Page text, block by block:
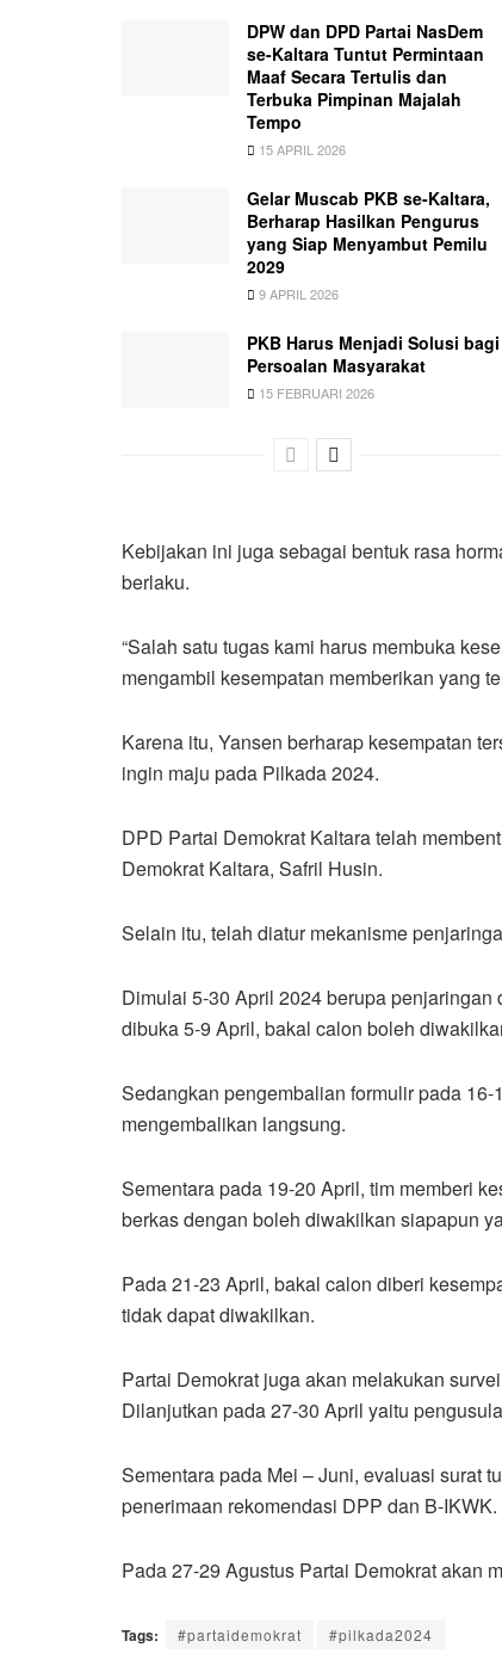
DPW dan DPD Partai NasDem
se-Kaltara Tuntut Permintaan
Maaf Secara Tertulis dan
Terbuka Pimpinan Majalah
Tempo
15 APRIL 2026
Gelar Muscab PKB se-Kaltara,
Berharap Hasilkan Pengurus
yang Siap Menyambut Pemilu
2029
9 APRIL 2026
PKB Harus Menjadi Solusi bagi
Persoalan Masyarakat
15 FEBRUARI 2026
Kebijakan ini juga sebagai bentuk rasa
berlaku.
“Salah satu tugas kami harus membuka
mengambil kesempatan memberikan yang
Karena itu, Yansen berharap kesempatan
ingin maju pada Pilkada 2024.
DPD Partai Demokrat Kaltara telah
Demokrat Kaltara, Safril Husin.
Selain itu, telah diatur mekanisme
Dimulai 5-30 April 2024 berupa
dibuka 5-9 April, bakal calon boleh
Sedangkan pengembalian formulir pada
mengembalikan langsung.
Sementara pada 19-20 April, tim memberi
berkas dengan boleh diwakilkan siapapun
Pada 21-23 April, bakal calon diberi
tidak dapat diwakilkan.
Partai Demokrat juga akan melakukan
Dilanjutkan pada 27-30 April yaitu
Sementara pada Mei – Juni, evaluasi surat
penerimaan rekomendasi DPP dan B-IKWK.
Pada 27-29 Agustus Partai Demokrat akan
Tags: #partaidemokrat #pilkada2024